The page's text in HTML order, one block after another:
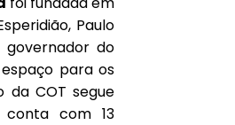
Paulo
governador do
para os
da COT segue
com 13